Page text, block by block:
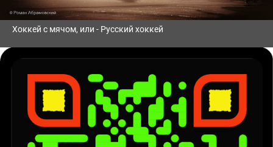
Хоккей с мячом, или - Русский хоккей